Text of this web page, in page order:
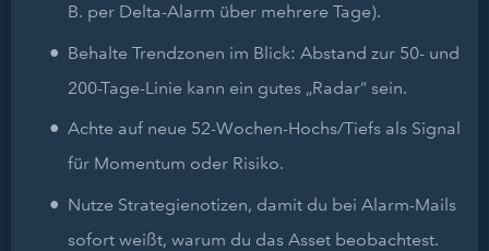
B. per Delta-Alarm über mehrere Tage).
Behalte Trendzonen im Blick: Abstand zur 50- und
200-Tage-Linie kann ein gutes „Radar“ sein.
Achte auf neue 52-Wochen-Hochs/Tiefs als Signal
für Momentum oder Risiko.
Nutze Strategienotizen, damit du bei Alarm-Mails
sofort weißt, warum du das Asset beobachtest.